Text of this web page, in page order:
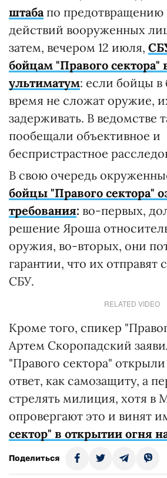
штабапо предотвращению
действий вооруженных
затем, вечером 12 июля,
бойцам "Правого сектора"
ультиматум: если бойцы
время не сложат оружие,
задерживать. В ведомстве
пообещали объективное и
беспристрастное
В свою очередь
бойцы "Правого сектора"
требования: во-первых,
решение Яроша
оружия, во-вторых, они
гарантии, что их отправят
СБУ.
RELATED VIDEO
Кроме того, спикер
Артем Скоропадский
"Правого сектора"
ответ, как самозащиту, а
стрелять милиция, хотя в
опровергают это и винят
сектор" в открытии огня
Поделиться